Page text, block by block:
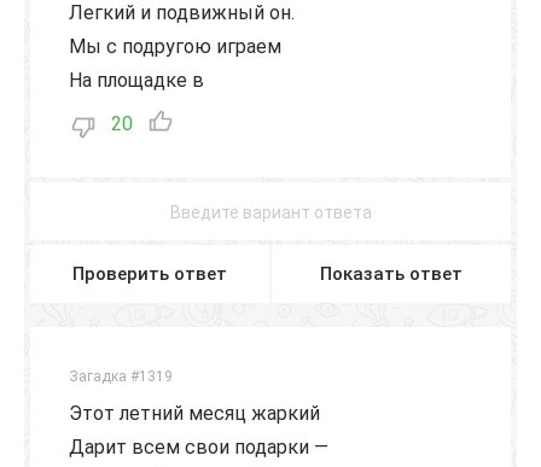
Легкий и подвижный он.
Мы с подругою играем
На площадке в
20
Проверить ответ Показать ответ
Загадка #1319
Этот летний месяц жаркий
Дарит всем свои подарки —